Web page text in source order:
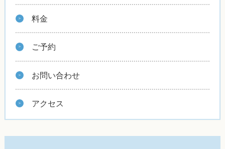
料金
ご予約
お問い合わせ
アクセス